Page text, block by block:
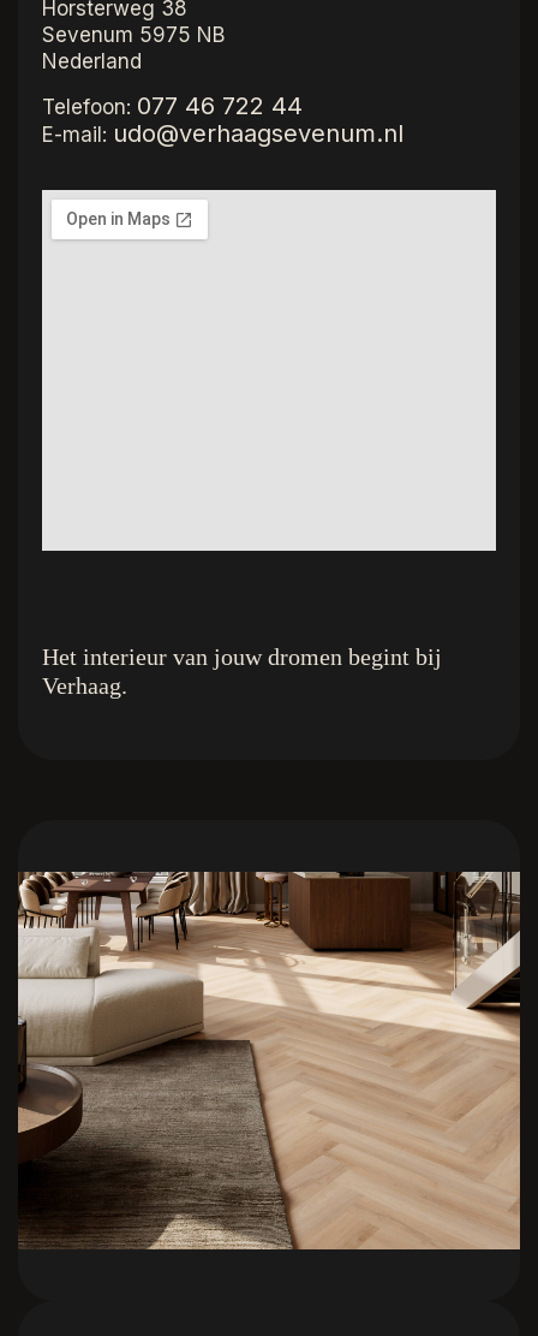
Horsterweg 38
Sevenum 5975 NB
Nederland
Telefoon: 077 46 722 44
E-mail: udo@verhaagsevenum.nl
Het interieur van jouw dromen begint bij
Verhaag.